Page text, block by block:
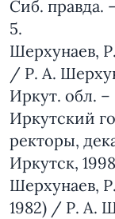
Сиб. правда.
5.
Шерхунаев,
/ Р. А.
Иркут. обл. –
Иркутский
ректоры,
Иркутск,
Шерхунаев,
1982) / Р. А.